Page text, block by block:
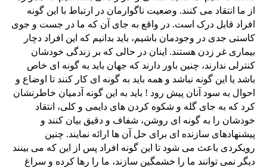
از ما انتقاد می کنند. وضعیت ناگوارمان در ارتباط با این گونه
افراد قابل درک است. در واقع به جای آن که ما در جست و جوی
کاستی جدی در وجودمان باشیم، باید بدانیم که این افراد دچار
بیماری غر زدن هستند. اینان در حالی که بر زندگی خودشان
کنترلی ندارند، چنین باور دارند که جهان باید به گونه ای خاص
باشد یا این گونه نباشد و همه باید به گونه ای کار کنند تا اوضاع و
احوال به سود آنان پیش رود ! باید به این گونه آدمیان خاطرنشان
کرد که به جای گله و شکوه کردن های دایمی و کلی، انتقاد
خودشان را به گونه ای روشن، شفاف و دقیق بیان کنند و
پیشنهادهای سازنده ای برای حل آن ها ارائه نمایند. چنین
رویکردی باعث می شود تا این گونه افراد پس از این که می بینند
دیگر نمی توانند ما را خشمگین سازند، ما را رها کرده و سراغ